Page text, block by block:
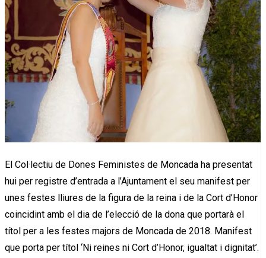
El Col·lectiu de Dones Feministes de Moncada ha presentat
hui per registre d’entrada a l’Ajuntament el seu manifest per
unes festes lliures de la figura de la reina i de la Cort d’Honor
coincidint amb el dia de l’elecció de la dona que portarà el
títol per a les festes majors de Moncada de 2018. Manifest
que porta per títol ‘Ni reines ni Cort d’Honor, igualtat i dignitat’.